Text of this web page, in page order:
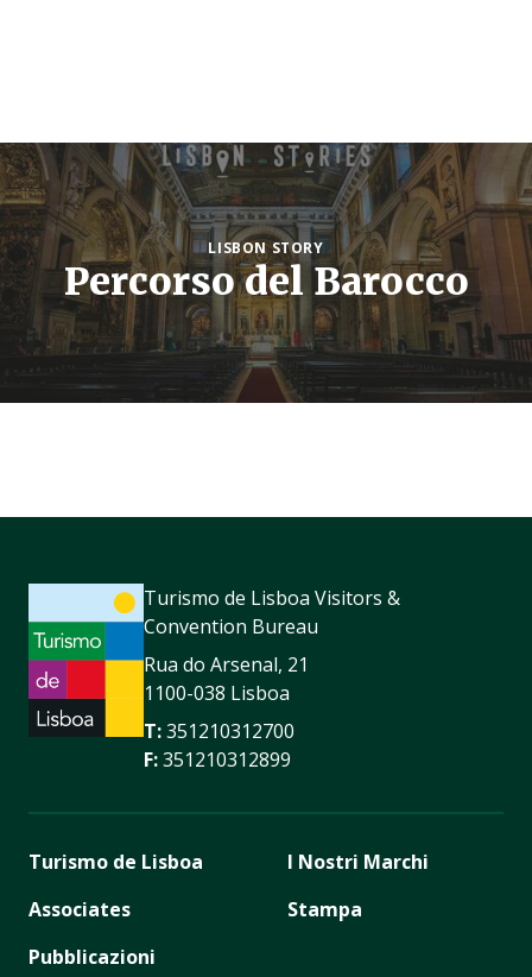
LISBON STORY
Percorso del Barocco
Turismo de Lisboa Visitors &
Convention Bureau
Rua do Arsenal, 21
1100-038 Lisboa
T:351210312700
F:351210312899
Turismo de Lisboa
Associates
Pubblicazioni
I Nostri Marchi
Stampa